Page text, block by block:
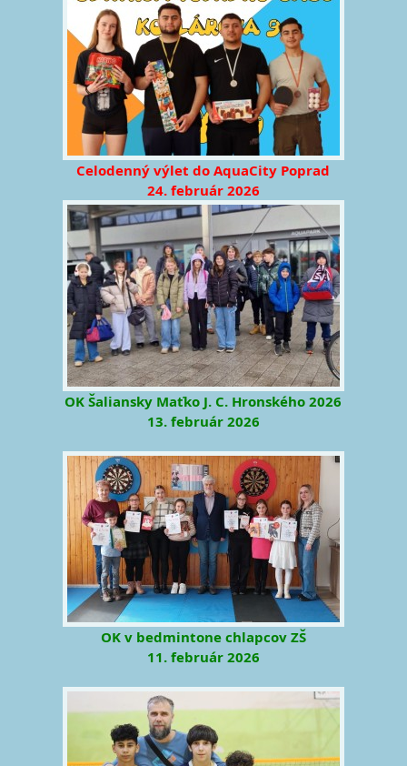
Celodenný výlet do AquaCity Poprad
24. február 2026
OK Šaliansky Maťko J. C. Hronského 2026
13. február 2026
OK v bedmintone chlapcov ZŠ
11. február 2026